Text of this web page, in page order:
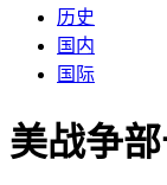
历史
国内
国际
美战争